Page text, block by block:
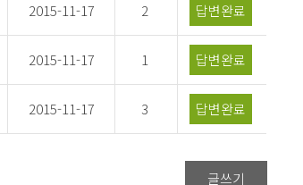
2015-11-17 2 답변완료
2015-11-17 1 답변완료
2015-11-17 3 답변완료
글쓰기